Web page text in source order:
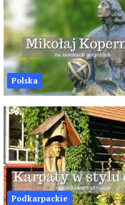
Polska
Podkarpackie